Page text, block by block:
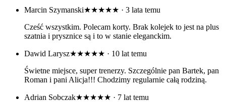
Marcin Szymanski★★★★★ · 3 lata temu
Cześć wszystkim. Polecam korty. Brak kolejek to jest na plus
szatnia i prysznice są i to w stanie eleganckim.
Dawid Larysz★★★★★ · 10 lat temu
Świetne miejsce, super trenerzy. Szczególnie pan Bartek, pan
Roman i pani Alicja!!! Chodzimy regularnie całą rodziną.
Adrian Sobczak★★★★★ · 7 lat temu